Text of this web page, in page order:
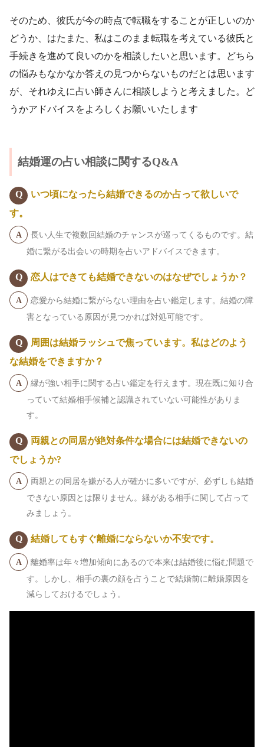
そのため、彼氏が今の時点で転職をすることが正しいのか
どうか、はたまた、私はこのまま転職を考えている彼氏と
手続きを進めて良いのかを相談したいと思います。どちら
の悩みもなかなか答えの見つからないものだとは思います
が、それゆえに占い師さんに相談しようと考えました。ど
うかアドバイスをよろしくお願いいたします
結婚運の占い相談に関するQ&A
いつ頃になったら結婚できるのか占って欲しいで
す。
長い人生で複数回結婚のチャンスが巡ってくるものです。結
婚に繋がる出会いの時期を占いアドバイスできます。
恋人はできても結婚できないのはなぜでしょうか？
恋愛から結婚に繋がらない理由を占い鑑定します。結婚の障
害となっている原因が見つかれば対処可能です。
周囲は結婚ラッシュで焦っています。私はどのよう
な結婚をできますか？
縁が強い相手に関する占い鑑定を行えます。現在既に知り合
っていて結婚相手候補と認識されていない可能性がありま
す。
両親との同居が絶対条件な場合には結婚できないの
でしょうか?
両親との同居を嫌がる人が確かに多いですが、必ずしも結婚
できない原因とは限りません。縁がある相手に関して占って
みましょう。
結婚してもすぐ離婚にならないか不安です。
離婚率は年々増加傾向にあるので本来は結婚後に悩む問題で
す。しかし、相手の裏の顔を占うことで結婚前に離婚原因を
減らしておけるでしょう。